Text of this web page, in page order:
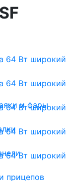
и фары
прицепов